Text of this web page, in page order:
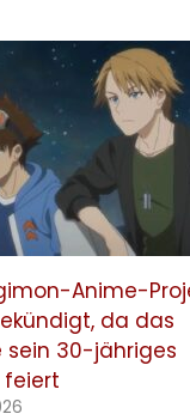
Anime-
da das
sein 30-jähriges